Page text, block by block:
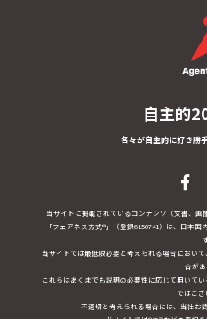
自主的
各々が自主的に好き勝
当サイトに掲載されているコンテンツ（文書、画
「フェアネス方式®」（登録6150741）は、日本
当サイトでは最低限必要と考えられる場合におい
合があ
これらはあくまでも説明の必要性に応じて用いて
ではござ
不適切と考えられる場合には、当社お